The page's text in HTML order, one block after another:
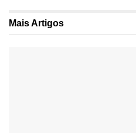
MaisArtigos